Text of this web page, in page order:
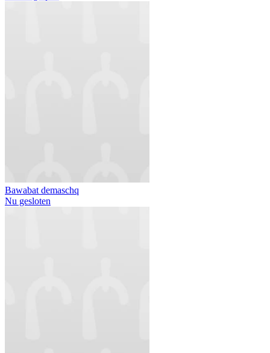
Bawabat demaschq
Nu gesloten